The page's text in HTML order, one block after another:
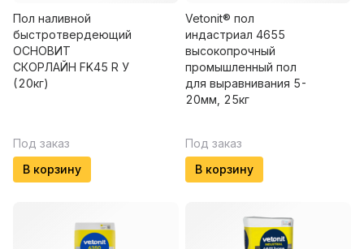
Пол наливной
быстротвердеющий
ОСНОВИТ
СКОРЛАЙН FK45 R У
(20кг)
Под заказ
В корзину
Vetonit® пол
индастриал 4655
высокопрочный
промышленный пол
для выравнивания 5-
20мм, 25кг
Под заказ
В корзину